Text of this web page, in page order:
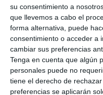
su consentimiento a
que llevemos a cabo el
forma alternativa, puede
consentimiento o acceder a
cambiar sus preferencias
Tenga en cuenta que algún
personales puede no
tiene el derecho de
preferencias se aplicarán
Comparte esta noticia
https://mijascom.com/
MIJAS PLAYAS BELLEZA